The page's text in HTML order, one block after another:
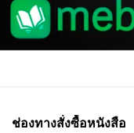
ช่องทางสั่งซื้อหนังสือ